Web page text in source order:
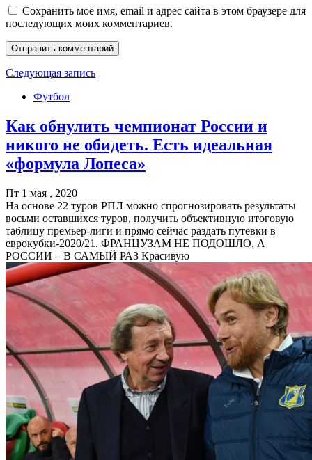
Сохранить моё имя, email и адрес сайта в этом браузере для
последующих моих комментариев.
Следующая запись
Футбол
Как обнулить чемпионат России и
никого не обидеть. Есть идеальная
«формула Лопеса»
Пт 1 мая , 2020
На основе 22 туров РПЛ можно спрогнозировать результаты
восьми оставшихся туров, получить объективную итоговую
таблицу премьер-лиги и прямо сейчас раздать путевки в
еврокубки-2020/21. ФРАНЦУЗАМ НЕ ПОДОШЛО, А
РОССИИ – В САМЫЙ РАЗ Красивую